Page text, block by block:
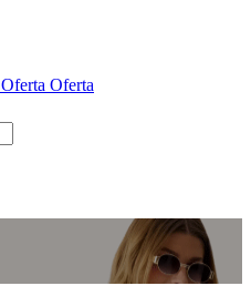
Oferta Oferta